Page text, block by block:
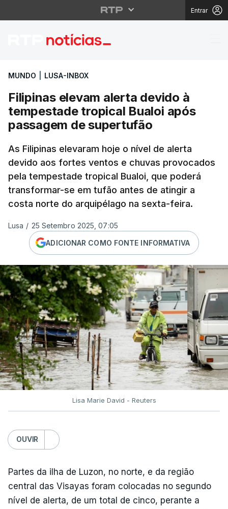
Entrar
Filipinas elevam
MUNDO LUSA-INBOX
Filipinas elevam alerta devido à
tempestade tropical Bualoi após
passagem de supertufão
As Filipinas elevaram hoje o nível de alerta
devido aos fortes ventos e chuvas provocados
pela tempestade tropical Bualoi, que poderá
transformar-se em tufão antes de atingir a
costa norte do arquipélago na sexta-feira.
Lusa / 25 Setembro 2025, 07:05
ADICIONAR COMO FONTE INFORMATIVA
Lisa Marie David - Reuters
OUVIR
Partes da ilha de Luzon, no norte, e da região
central das Visayas foram colocadas no segundo
nível de alerta, de um total de cinco, perante a